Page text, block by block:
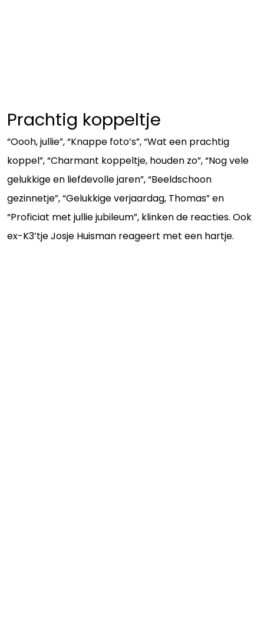
Prachtig koppeltje
“Oooh, jullie”, “Knappe foto’s”, “Wat een prachtig
koppel”, “Charmant koppeltje, houden zo”, “Nog vele
gelukkige en liefdevolle jaren”, “Beeldschoon
gezinnetje”, “Gelukkige verjaardag, Thomas” en
“Proficiat met jullie jubileum”, klinken de reacties. Ook
ex-K3’tje Josje Huisman reageert met een hartje.